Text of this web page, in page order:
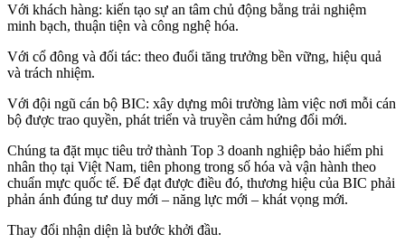
Với khách hàng: kiến tạo sự an tâm chủ động bằng trải nghiệm
minh bạch, thuận tiện và công nghệ hóa.
Với cổ đông và đối tác: theo đuổi tăng trưởng bền vững, hiệu quả
và trách nhiệm.
Với đội ngũ cán bộ BIC: xây dựng môi trường làm việc nơi mỗi cán
bộ được trao quyền, phát triển và truyền cảm hứng đổi mới.
Chúng ta đặt mục tiêu trở thành Top 3 doanh nghiệp bảo hiểm phi
nhân thọ tại Việt Nam, tiên phong trong số hóa và vận hành theo
chuẩn mực quốc tế. Để đạt được điều đó, thương hiệu của BIC phải
phản ánh đúng tư duy mới – năng lực mới – khát vọng mới.
Thay đổi nhận diện là bước khởi đầu.